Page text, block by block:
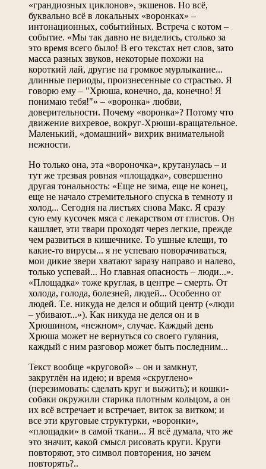
«грандиозных циклонов», экшенов. Но всё,
буквально всё в локальных «воронках» –
интонационных, событийных. Встреча с котом –
событие. «Мы так давно не виделись, столько за
это время всего было! В его текстах нет слов, зато
масса разных звуков, некоторые похожи на
короткий лай, другие на громкое мурлыкание...
длинные периоды, произнесенные со страстью. Я
говорю ему – "Хрюша, конечно, да, конечно! Я
понимаю тебя!"» – «воронка» любви,
доверительности. Почему «воронка»? Потому что
движение вихревое, вокруг-Хрюши-вращательное.
Маленький, «домашний» вихрик внимательной
нежности.
Но только она, эта «вороночка», крутанулась – и
тут же трезвая ровная «площадка», совершенно
другая тональность: «Еще не зима, еще не конец,
еще не начало стремительного спуска в темноту и
холод... Сегодня на листьях снова Макс. Я сразу
сую ему кусочек мяса с лекарством от глистов. Он
кашляет, эти твари проходят через легкие, прежде
чем развиться в кишечнике. То ушные клещи, то
какие-то вирусы... я не успеваю поворачиваться,
мои дикие звери хватают заразу направо и налево,
только успевай... Но главная опасность – люди...».
«Площадка» тоже круглая, в центре – смерть. От
холода, голода, болезней, людей... Особенно от
людей. Т.е. никуда не делся и общий центр («люди
– убивают...»). Как никуда не делся он и в
Хрюшином, «нежном», случае. Каждый день
Хрюша может не вернуться со своего гуляния,
каждый с ним разговор может быть последним...
Текст вообще «круговой» – он и замкнут,
закруглён на идею; и время «скруглено»
(перезимовать: сделать круг и выжить); и кошки-
собаки окружили старика плотным кольцом, а он
их всё встречает и встречает, виток за витком; и
все эти круговые структурки, «воронки»,
«площадки» в самой ткани... Я всё думала, что же
это значит, какой смысл рисовать круги. Круги
повторяют, это символ повторения, но зачем
повторять?..